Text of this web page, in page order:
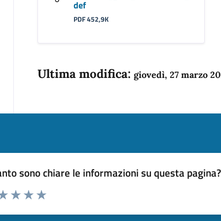
def
PDF 452,9K
Ultima modifica: giovedì, 27 marzo
sono chiare le informazioni su questa pagina?
1 a 5 stelle la pagina